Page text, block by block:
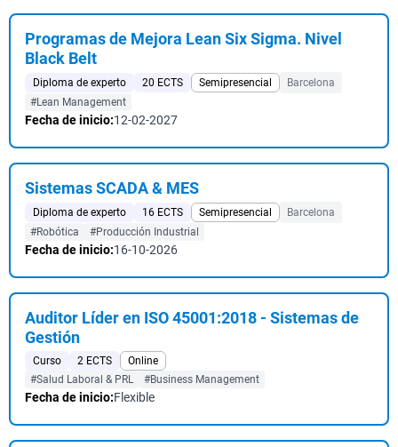
Programas de Mejora Lean Six Sigma. Nivel
Black Belt
Diploma de experto 20 ECTS Semipresencial
Barcelona
#Lean Management
Fecha de inicio:12-02-2027
Sistemas SCADA & MES
Diploma de experto 16 ECTS Semipresencial
Barcelona
#Robótica
#Producción Industrial
Fecha de inicio:16-10-2026
Auditor Líder en ISO 45001:2018 - Sistemas de
Gestión
Curso 2 ECTS
Online
#Salud Laboral & PRL
#Business Management
Fecha de inicio:Flexible